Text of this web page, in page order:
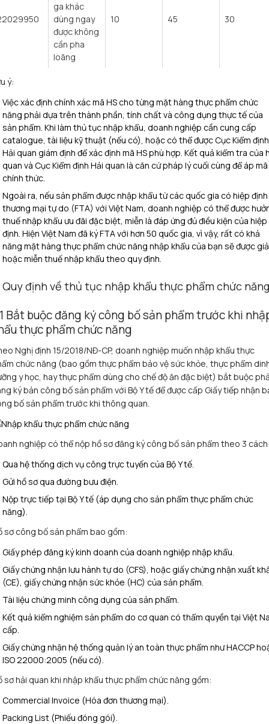
ga khác
dùng ngay
được không
cần pha
loãng
10 45 30
ý:
Việc xác định chính xác mã HS cho từng mặt hàng thực phẩm chức
năng phải dựa trên thành phần, tính chất và công dụng thực tế của
sản phẩm. Khi làm thủ tục nhập khẩu, doanh nghiệp cần cung cấp
catalogue, tài liệu kỹ thuật (nếu có), hoặc có thể được Cục Kiểm định
Hải quan giám định để xác định mã HS phù hợp. Kết quả kiểm tra của
quan và Cục Kiểm định Hải quan là căn cứ pháp lý cuối cùng để áp mã
chính thức.
Ngoài ra, nếu sản phẩm được nhập khẩu từ các quốc gia có hiệp định
thương mại tự do (FTA) với Việt Nam, doanh nghiệp có thể được
thuế nhập khẩu ưu đãi đặc biệt, miễn là đáp ứng đủ điều kiện của hiệp
định. Hiện Việt Nam đã ký FTA với hơn 50 quốc gia, vì vậy, rất có khả
năng mặt hàng thực phẩm chức năng nhập khẩu của bạn sẽ được
hoặc miễn thuế nhập khẩu theo quy định.
Quy định về thủ tục nhập khẩu thực phẩm chức năng
Bắt buộc đăng ký công bố sản phẩm trước khi
thực phẩm chức năng
Nghị định 15/2018/NĐ-CP, doanh nghiệp muốn nhập khẩu thực
chức năng (bao gồm thực phẩm bảo vệ sức khỏe, thực phẩm
y học, hay thực phẩm dùng cho chế độ ăn đặc biệt) bắt buộc
ký bản công bố sản phẩm với Bộ Y tế để được cấp Giấy tiếp nhận
bố sản phẩm trước khi thông quan.
nghiệp có thể nộp hồ sơ đăng ký công bố sản phẩm theo 3
Qua hệ thống dịch vụ công trực tuyến của Bộ Y tế.
Gửi hồ sơ qua đường bưu điện.
Nộp trực tiếp tại Bộ Y tế (áp dụng cho sản phẩm thực phẩm chức
năng).
sơ công bố sản phẩm bao gồm:
Giấy phép đăng ký kinh doanh của doanh nghiệp nhập khẩu.
Giấy chứng nhận lưu hành tự do (CFS), hoặc giấy chứng nhận xuất
(CE), giấy chứng nhận sức khỏe (HC) của sản phẩm.
Tài liệu chứng minh công dụng của sản phẩm.
Kết quả kiểm nghiệm sản phẩm do cơ quan có thẩm quyền tại Việt
cấp.
Giấy chứng nhận hệ thống quản lý an toàn thực phẩm như HACCP
ISO 22000:2005 (nếu có).
sơ hải quan khi nhập khẩu thực phẩm chức năng gồm:
Commercial Invoice (Hóa đơn thương mại).
Packing List (Phiếu đóng gói).